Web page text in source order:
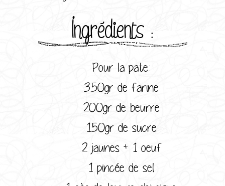
Ingrédients :
Pour la pate:
350gr de farine
200gr de beurre
150gr de sucre
2 jaunes + 1 oeuf
1 pincée de sel